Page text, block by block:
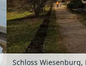
Schloss